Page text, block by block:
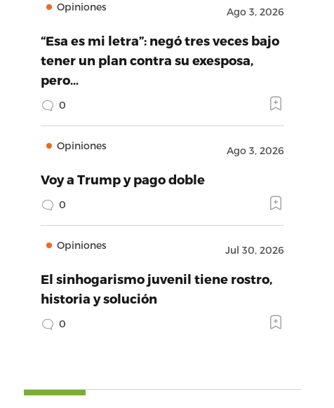
Opiniones Ago 3, 2026
“Esa es mi letra”: negó tres veces bajo
tener un plan contra su exesposa,
pero…
0
Opiniones Ago 3, 2026
Voy a Trump y pago doble
0
Opiniones Jul 30, 2026
El sinhogarismo juvenil tiene rostro,
historia y solución
0